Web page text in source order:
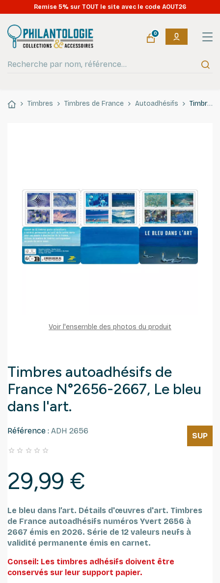
Remise 5% sur TOUT le site avec le code AOUT26
0
Timbres Timbres de France Autoadhésifs Timbres autoadhésifs de France N°2656-2667, Le bleu dans l'art.
Voir l'ensemble des photos du produit
Timbres autoadhésifs de
France N°2656-2667, Le bleu
dans l'art.
Référence : ADH 2656
SUP
    
29,99 €
Le bleu dans l’art. Détails d'œuvres d'art. Timbres
de France autoadhésifs numéros Yvert 2656 à
2667 émis en 2026. Série de 12 valeurs neufs à
validité permanente émis en carnet.
Conseil: Les timbres adhésifs doivent être
conservés sur leur support papier.